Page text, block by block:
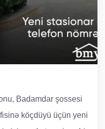
Badamdar şossesi
köçdüyü üçün yeni